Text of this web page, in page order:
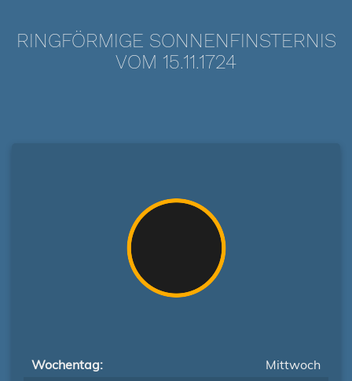
RINGFÖRMIGE SONNENFINSTERNIS
VOM 15.11.1724
Wochentag:
Mittwoch